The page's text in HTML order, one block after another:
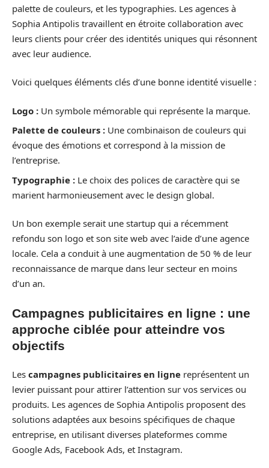
palette de couleurs, et les typographies. Les agences à
Sophia Antipolis travaillent en étroite collaboration avec
leurs clients pour créer des identités uniques qui résonnent
avec leur audience.
Voici quelques éléments clés d’une bonne identité visuelle :
Logo : Un symbole mémorable qui représente la marque.
Palette de couleurs : Une combinaison de couleurs qui
évoque des émotions et correspond à la mission de
l’entreprise.
Typographie : Le choix des polices de caractère qui se
marient harmonieusement avec le design global.
Un bon exemple serait une startup qui a récemment
refondu son logo et son site web avec l’aide d’une agence
locale. Cela a conduit à une augmentation de 50 % de leur
reconnaissance de marque dans leur secteur en moins
d’un an.
Campagnes publicitaires en ligne : une
approche ciblée pour atteindre vos
objectifs
Les campagnes publicitaires en ligne représentent un
levier puissant pour attirer l’attention sur vos services ou
produits. Les agences de Sophia Antipolis proposent des
solutions adaptées aux besoins spécifiques de chaque
entreprise, en utilisant diverses plateformes comme
Google Ads, Facebook Ads, et Instagram.